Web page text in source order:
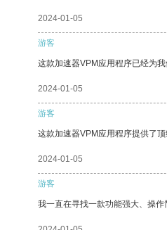
2024-01-05
游客
这款加速器VPM应用程序已经为
2024-01-05
游客
这款加速器VPM应用程序提供了顶
2024-01-05
游客
我一直在寻找一款功能强大、操